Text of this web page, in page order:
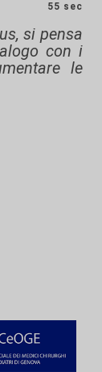
55 sec
si pensa
con i
le